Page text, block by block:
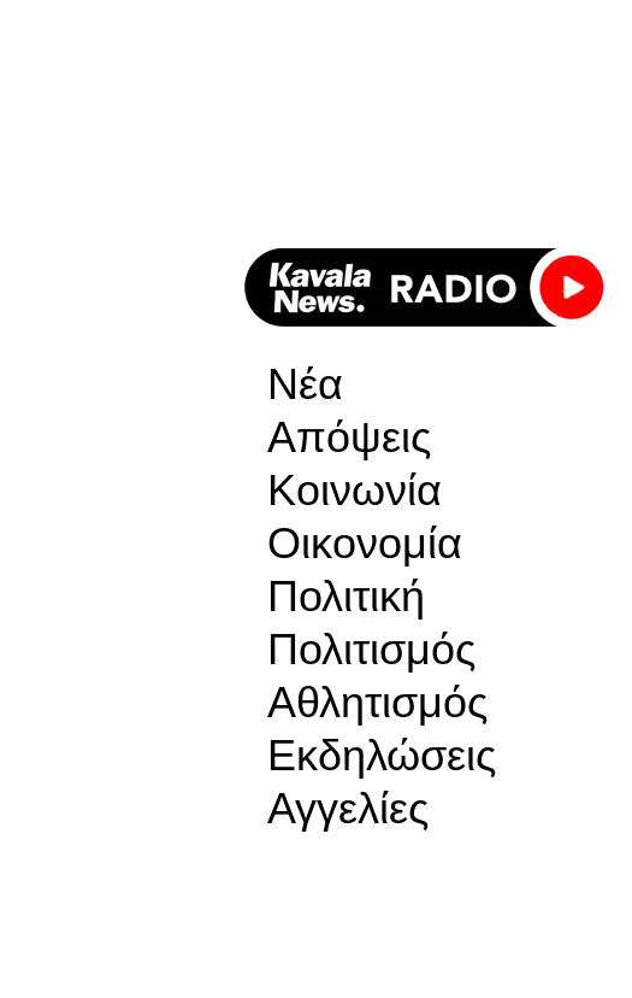
Νέα
Απόψεις
Κοινωνία
Οικονομία
Πολιτική
Πολιτισμός
Αθλητισμός
Εκδηλώσεις
Αγγελίες